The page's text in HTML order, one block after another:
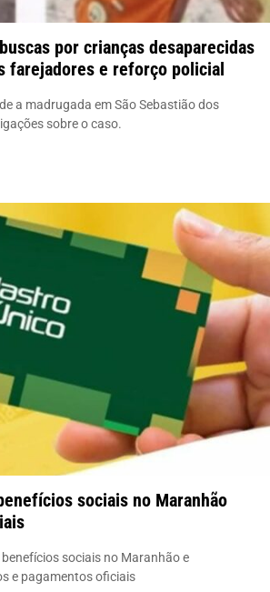
por crianças desaparecidas
farejadores e reforço policial
a madrugada em São Sebastião dos
sobre o caso.
sociais no Maranhão
sociais no Maranhão e
e pagamentos oficiais